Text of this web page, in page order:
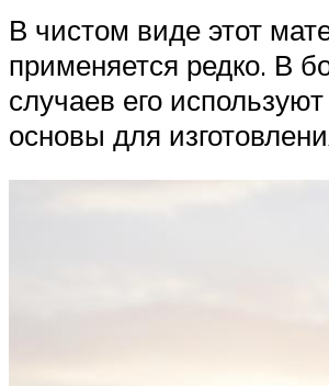
В чистом виде этот
применяется редко. В
случаев его
основы для